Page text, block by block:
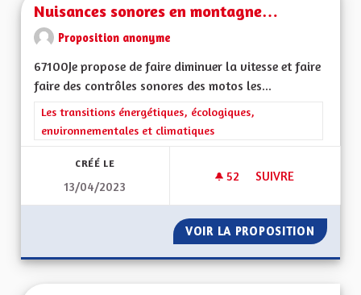
Nuisances sonores en montagne…
Proposition anonyme
67100Je propose de faire diminuer la vitesse et faire
faire des contrôles sonores des motos les...
Filtrer les résultats de la catégorie : Les transitions
Les transitions énergétiques, écologiques,
environnementales et climatiques
CRÉÉ LE
13/04/2023
52 52 ABONNÉS
SUIVRE
VOIR LA PROPOSITION